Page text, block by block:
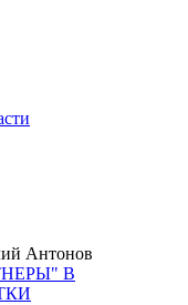
Антонов
В